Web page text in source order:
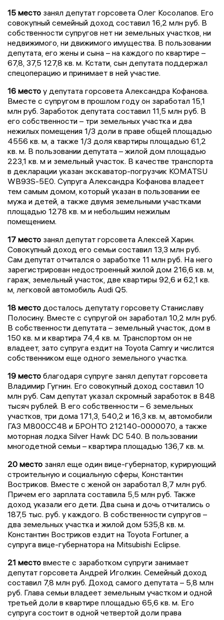
15 место занял депутат горсовета Олег Косолапов. Его
совокупный семейный доход составил 16,2 млн руб. В
собственности супругов нет ни земельных участков, ни
недвижимого, ни движимого имущества. В пользовании
депутата, его жены и сына – на каждого по квартире –
67,8, 37,5 127,8 кв. м. Кстати, сын депутата поддержал
спецоперацию и принимает в ней участие.
16 место у депутата горсовета Александра Кофанова.
Вместе с супругом в прошлом году он заработал 15,1
млн руб. Заработок депутата составил 11,5 млн руб. В
его собственности – три земельных участка и два
нежилых помещения 1/3 доли в праве общей площадью
4556 кв. м, а также 1/3 доля квартиры площадью 61,2
кв. м. В пользовании депутата – жилой дом площадью
223,1 кв. м и земельный участок. В качестве транспорта
в декларации указан экскаватор-погрузчик KOMATSU
WB93S-5E0. Супруга Александра Кофанова владеет
тем самым домом, который указан в пользовании ее
мужа и детей, а также двумя земельными участками
площадью 1278 кв. м и небольшим нежилым
помещением.
17 место занял депутат горсовета Алексей Харин.
Совокупный доход его семьи составил 13,3 млн руб.
Сам депутат отчитался о заработке 11 млн руб. На него
зарегистрирован недостроенный жилой дом 216,6 кв. м,
гараж, земельный участок, две квартиры 92,6 и 62,1 кв.
м, легковой автомобиль Audi Q5.
18 место досталось депутату горсовету Станиславу
Полосину. Вместе с супругой он заработал 10,2 млн руб.
В собственности депутата – земельный участок, дом в
150 кв. м и квартира 74,4 кв. м. Транспортом он не
владеет, зато супруга ездит на Toyota Camry и числится
собственником еще одного земельного участка.
19 место благодаря супруге занял депутат горсовета
Владимир Гугнин. Его совокупный доход составил 10
млн руб. Сам депутат указал скромный заработок в 848
тысяч рублей. В его собственности – 6 земельных
участков, три дома 171,3, 540,2 и 16,3 кв. м, автомобили
ГАЗ М800СС48 и БРОНТО 212140-0000070, а также
моторная лодка Silver Hawk DC 540. В пользовании
многодетной семьи – квартира площадью 136,7 кв. м.
20 место занял еще один вице-губернатор, курирующий
строительную и социальную сферы, Константин
Востриков. Вместе с женой он заработал 8,7 млн руб.
Причем его зарплата составила 5,5 млн руб. Также
доход указали его дети. Два сына и дочь отчитались о
187,5 тыс. руб. у каждого. В собственности супругов –
два земельных участка и жилой дом 535,8 кв. м.
Константин Востриков ездит на Toyota Fortuner, а
супруга вице-губернатора на Mitsubishi Eclipse.
21 место вместе с заработком супруги занимает
депутат горсовета Андрей Иголкин. Семейный доход
составил 7,8 млн руб. Доход самого депутата – 5,8 млн
руб. Глава семьи владеет земельным участком и одной
третьей доли в квартире площадью 65,6 кв. м. Его
супруга состоит в одной четвертой доли права